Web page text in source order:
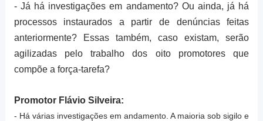
- Já há investigações em andamento? Ou ainda, já há
processos instaurados a partir de denúncias feitas
anteriormente? Essas também, caso existam, serão
agilizadas pelo trabalho dos oito promotores que
compõe a força-tarefa?
Promotor Flávio Silveira:
- Há várias investigações em andamento. A maioria sob sigilo e